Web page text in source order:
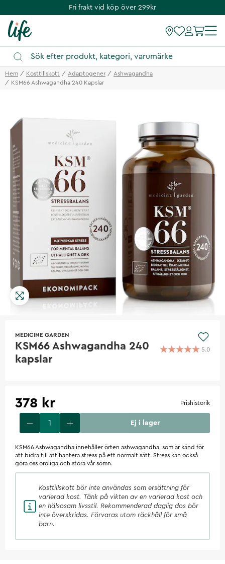
Fri frakt vid köp över 299kr
Hem Kosttillskott Adaptogener
Ashwagandha
KSM66 Ashwagandha 240 Kapslar
MEDICINE GARDEN
KSM66 Ashwagandha 240
kapslar
5.0
378 kr Prishistorik
Ej i lager
KSM66 Ashwagandha innehåller örten ashwagandha, som är känd för
att bidra till att hantera stress på ett normalt sätt. Stress kan också
göra oss oroliga och störa vår sömn.
Kosttillskott bör inte användas som ersättning för
varierad kost. Tänk på vikten av en varierad kost och
en hälsosam livsstil. Rekommenderad daglig dos bör
inte överskridas. Förvaras utom räckhåll för små
barn.